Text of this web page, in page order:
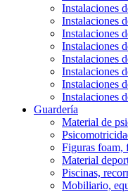
Instalaciones
Instalaciones
Instalaciones
Instalaciones
Instalaciones
Instalaciones
Instalaciones
Instalaciones
Guardería
Material de
Figuras foam,
Material
Piscinas,
Mobiliario,